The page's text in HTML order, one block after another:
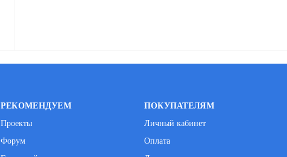
РЕКОМЕНДУЕМ
Проекты
Форум
ПОКУПАТЕЛЯМ
Личный кабинет
Оплата